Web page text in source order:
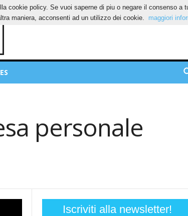
personale
Iscriviti alla newsletter!
cookie policy. Se vuoi saperne di piu o negare il consenso a
maniera, acconsenti ad un utilizzo dei cookie.
maggiori